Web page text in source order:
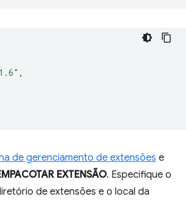
,
de gerenciamento de extensões e
EXTENSÃO. Especifique o
de extensões e o local da